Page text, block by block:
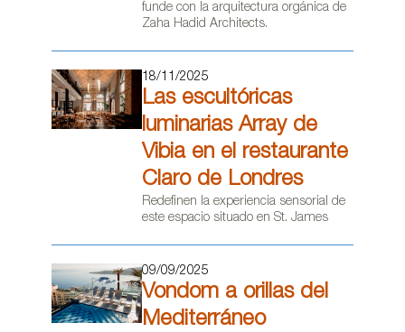
funde con la arquitectura orgánica de
Zaha Hadid Architects.
18/11/2025
Las escultóricas
luminarias Array de
Vibia en el restaurante
Claro de Londres
Redefinen la experiencia sensorial de
este espacio situado en St. James
09/09/2025
Vondom a orillas del
Mediterráneo